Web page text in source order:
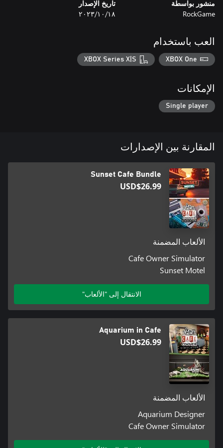
from the ground. Grow your repair service business and start
your own tank museum.
منشور بواسطة
RockGame
تاريخ الإصدار
١٨‏/١٠‏/٢٠٢٣
العب باستخدام
XBOX One
XBOX Series X|S
الإمكانات
Single player
المقارنة بين الإصدارات
Sunset Cafe Bundle
USD$26.99
الألعاب المضمنة
Cafe Owner Simulator
Sunset Motel
الانتقال إلى "الألعاب"
Aquarium in Cafe
USD$26.99
الألعاب المضمنة
Aquarium Designer
Cafe Owner Simulator